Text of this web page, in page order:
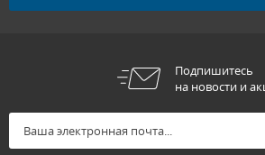
Подпишитесь
на новости и